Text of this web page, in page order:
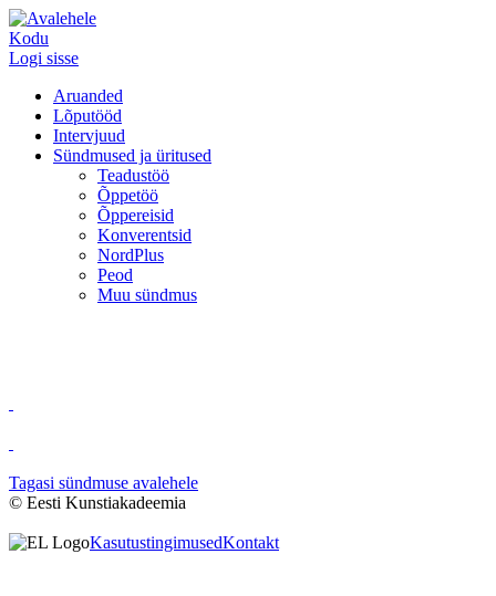
Kodu
Logi sisse
Aruanded
Lõputööd
Intervjuud
Sündmused ja üritused
Teadustöö
Õppetöö
Õppereisid
Konverentsid
NordPlus
Peod
Muu sündmus
Tagasi sündmuse avalehele
© Eesti Kunstiakadeemia
KasutustingimusedKontakt